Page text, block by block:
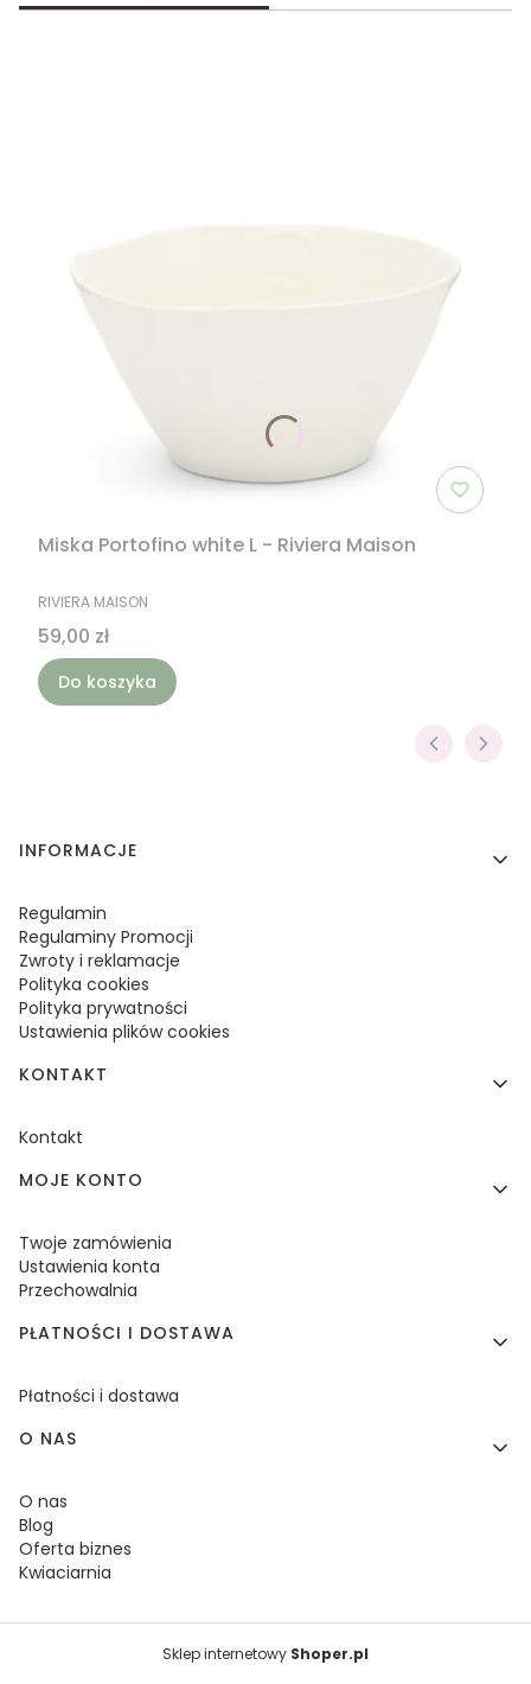
Miska Portofino white L - Riviera Maison
PRODUCENT
RIVIERA MAISON
Cena
59,00 zł
Do koszyka
Linki w stopce
INFORMACJE
Regulamin
Regulaminy Promocji
Zwroty i reklamacje
Polityka cookies
Polityka prywatności
Ustawienia plików cookies
KONTAKT
Kontakt
MOJE KONTO
Twoje zamówienia
Ustawienia konta
Przechowalnia
PŁATNOŚCI I DOSTAWA
Płatności i dostawa
O NAS
O nas
Blog
Oferta biznes
Kwiaciarnia
Sklep internetowy Shoper.pl